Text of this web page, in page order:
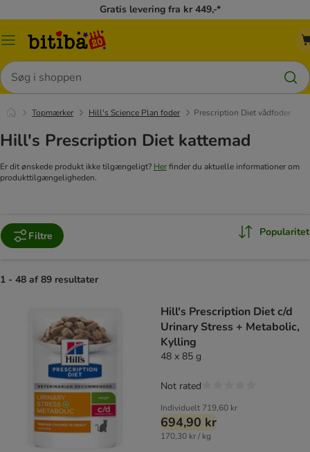
Gratis levering fra kr 449,-*
Menu
Søg
Topmærker Hill's Science Plan foder Prescription Diet vådfoder
Hill's Prescription Diet kattemad
Er dit ønskede produkt ikke tilgængeligt? Herfinder du aktuelle informationer om
produkttilgængeligheden.
Filtre Popularitet
1 - 48 af 89 resultater
Hill's Prescription Diet c/d
Urinary Stress + Metabolic,
Kylling
48 x 85 g
Individuelt 719,60 kr
694,90 kr
170,30 kr / kg
Not rated